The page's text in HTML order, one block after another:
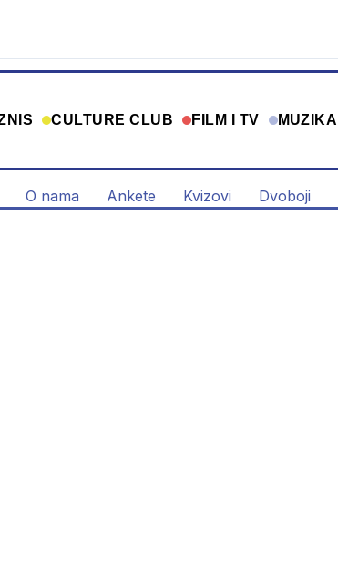
CULTURE CLUB FILM I TV MUZIKA
O nama Ankete Kvizovi Dvoboji